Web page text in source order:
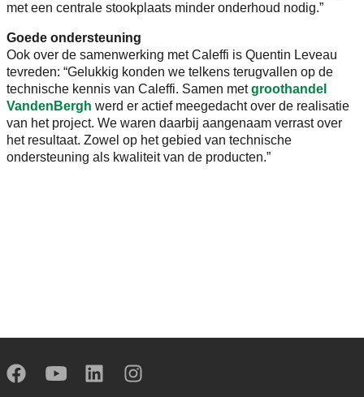
met een centrale stookplaats minder onderhoud nodig.”
Goede ondersteuning
Ook over de samenwerking met Caleffi is Quentin Leveau
tevreden: “Gelukkig konden we telkens terugvallen op de
technische kennis van Caleffi. Samen metgroothandel
VandenBergh werd er actief meegedacht over de realisatie
van het project. We waren daarbij aangenaam verrast over
het resultaat. Zowel op het gebied van technische
ondersteuning als kwaliteit van de producten.”